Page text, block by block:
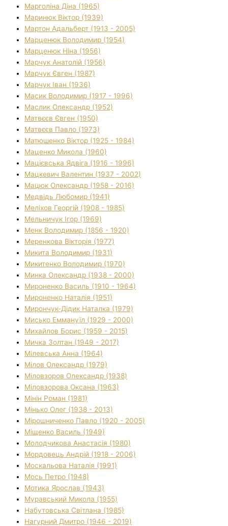
Марголіна Діна (1965)
Маринюк Віктор (1939)
Мартон Адальберт (1913 - 2005)
Марценюк Володимир (1954)
Марценюк Ніна (1956)
Марчук Анатолій (1956)
Марчук Євген (1987)
Марчук Іван (1936)
Масик Володимир (1917 - 1996)
Маслик Олександр (1952)
Матвєєв Євген (1950)
Матвєєв Павло (1973)
Матюшенко Віктор (1925 - 1984)
Маценко Микола (1960)
Мацієвська Ядвіга (1916 - 1996)
Мацкевич Валентин (1937 - 2002)
Мацюк Олександр (1958 - 2016)
Медвідь Любомир (1941)
Меліхов Георгій (1908 - 1985)
Мельничук Ігор (1969)
Менк Володимир (1856 - 1920)
Меренкова Вікторія (1977)
Микита Володимир (1931)
Микитенко Володимир (1970)
Минка Олександр (1938 - 2000)
Мироненко Василь (1910 - 1964)
Мироненко Наталія (1951)
Мирончук-Дідик Наталка (1979)
Мисько Еммануїл (1929 - 2000)
Михайлов Борис (1959 - 2015)
Мичка Золтан (1949 - 2017)
Мілевська Анна (1964)
Мілов Олександр (1979)
Міловзоров Олександр (1938)
Міловзорова Оксана (1963)
Мінін Роман (1981)
Мінько Олег (1938 - 2013)
Мірошниченко Павло (1920 - 2005)
Міщенко Василь (1949)
Молодчикова Анастасія (1980)
Мордовець Андрій (1918 - 2006)
Москальова Наталія (1991)
Мось Петро (1948)
Мотика Ярослав (1943)
Муравський Микола (1955)
Набутовська Світлана (1985)
Нагурний Дмитро (1946 - 2019)